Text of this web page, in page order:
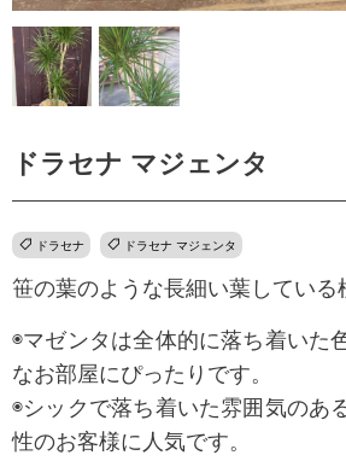
ドラセナ マジェンタ
ドラセナ ドラセナ マジェンタ
笹の葉のような長細い葉している
◉マゼンタは全体的に落ち着いた
なお部屋にぴったりです。
◉シックで落ち着いた雰囲気のあ
性のお客様に人気です。